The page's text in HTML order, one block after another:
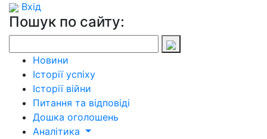
Вхід
Пошук по сайту:
Новини
Історії успіху
Історії війни
Питання та відповіді
Дошка оголошень
Аналітика